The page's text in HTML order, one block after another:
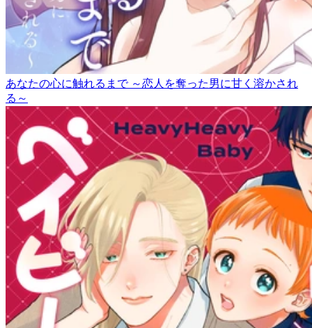
あなたの心に触れるまで ～恋人を奪った男に甘く溶かされ
る～